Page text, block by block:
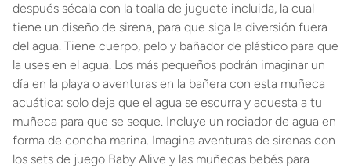
después sécala con la toalla de juguete incluida, la cual
tiene un diseño de sirena, para que siga la diversión fuera
del agua. Tiene cuerpo, pelo y bañador de plástico para que
la uses en el agua. Los más pequeños podrán imaginar un
día en la playa o aventuras en la bañera con esta muñeca
acuática: solo deja que el agua se escurra y acuesta a tu
muñeca para que se seque. Incluye un rociador de agua en
forma de concha marina. Imagina aventuras de sirenas con
los sets de juego Baby Alive y las muñecas bebés para